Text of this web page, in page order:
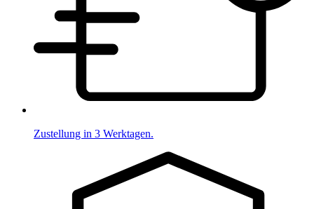
Zustellung in 3 Werktagen.